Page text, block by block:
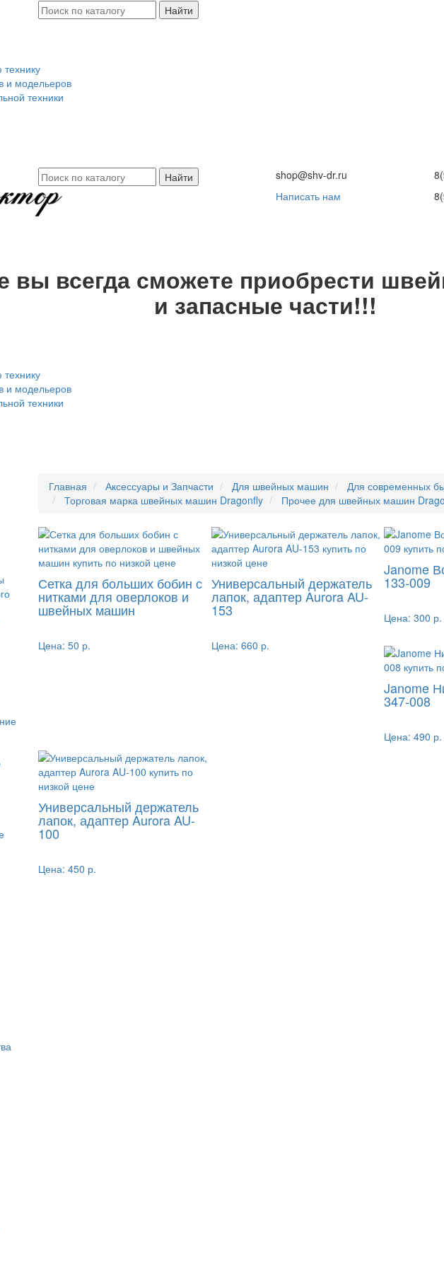
Найти
и модельеров
техники
Найти
shop@shv-dr.ru
Написать нам
вы всегда сможете приобрести
и запасные части!!!
и модельеров
техники
Главная Аксессуары и Запчасти Для швейных машин
Для современных
Торговая марка швейных машин Dragonfly
Прочее для швейных машин
Сетка для больших бобин с
нитками для оверлоков и
швейных машин
Цена: 50 р.
Универсальный держатель
лапок, адаптер Aurora AU-
153
Цена: 660 р.
Janome
133-009
Цена: 300 р.
Janome
347-008
Цена: 490 р.
Универсальный держатель
лапок, адаптер Aurora AU-
100
Цена: 450 р.